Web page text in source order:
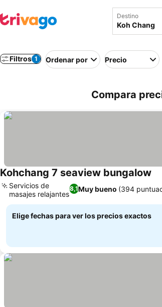
Destino
Filtros 1 Ordenar por Precio
Compara
Kohchang 7 seaview bungalow
8,1Muy bueno (394
Servicios de
masajes relajantes
Elige fechas para ver los precios exactos